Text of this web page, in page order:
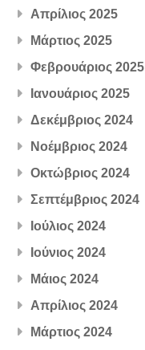
Απρίλιος 2025
Μάρτιος 2025
Φεβρουάριος 2025
Ιανουάριος 2025
Δεκέμβριος 2024
Νοέμβριος 2024
Οκτώβριος 2024
Σεπτέμβριος 2024
Ιούλιος 2024
Ιούνιος 2024
Μάιος 2024
Απρίλιος 2024
Μάρτιος 2024